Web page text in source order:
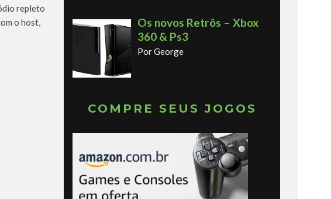
repleto
o host,
Os novos Retrôs – Xbox
360 & Ps3
Por George
COMPRE SEUS JOGOS